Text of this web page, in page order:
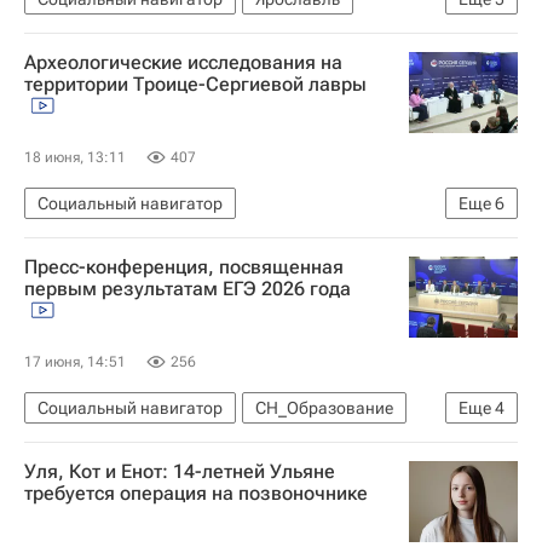
Африка
Кот-д'Ивуар
СН_Образование
Общество
Россия
Археологические исследования на
территории Троице-Сергиевой лавры
18 июня, 13:11 407
Еще6
Социальный навигатор
Российская академия наук
Московская духовная академия
Свято-Троицкая Сергиева лавра (Троице-Сергиева Лавра)
Россия
Москва
Пресс-конференция, посвященная
первым результатам ЕГЭ 2026 года
17 июня, 14:51 256
Еще4
Социальный навигатор
СН_Образование
Единый государственный экзамен (ЕГЭ)
Россия
Москва
Уля, Кот и Енот: 14-летней Ульяне
требуется операция на позвоночнике